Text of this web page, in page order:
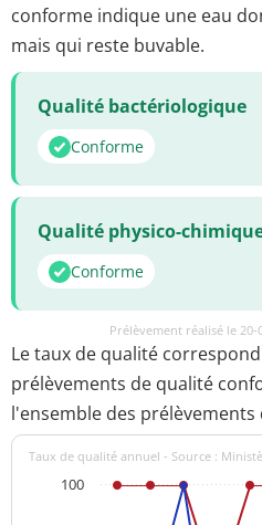
conforme indique une eau
mais qui reste buvable.
Qualité bactériologique
Conforme
Qualité physico-
Conforme
Prélèvement réalisé le 20-
Le taux de qualité
prélèvements de qualité
l'ensemble des prélèvements
Taux de qualité annuel - Source :
100